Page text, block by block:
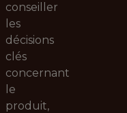
conseiller
les
décisions
clés
concernant
le
produit,